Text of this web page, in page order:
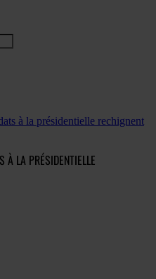
à la présidentielle rechignent
À LA PRÉSIDENTIELLE